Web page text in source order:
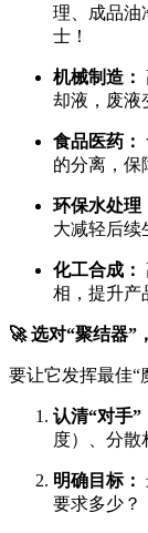
理、成品油
士！
机械制造：
却液，废液
食品医药：
的分离，保
环保水处理
大减轻后续
化工合成：
相，提升产
🚀 选对“聚结器”
要让它发挥最佳“
认清“对手”
度）、分散
明确目标：
要求多少？